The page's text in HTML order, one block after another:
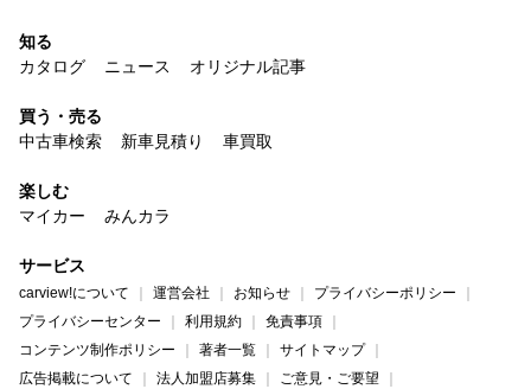
知る
カタログ
ニュース オリジナル記事
買う・売る
中古車検索
新車見積り 車買取
楽しむ
マイカー
みんカラ
サービス
carview!について 運営会社 お知らせ
プライバシーポリシー
プライバシーセンター
利用規約
免責事項
コンテンツ制作ポリシー
著者一覧
サイトマップ
広告掲載について
法人加盟店募集
ご意見・ご要望